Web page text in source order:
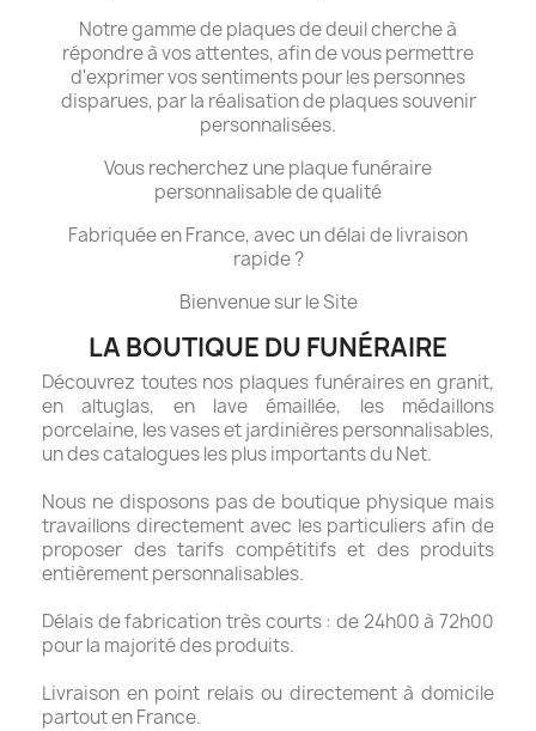
Notre gamme de plaques de deuil cherche à
répondre à vos attentes, afin de vous permettre
d'exprimer vos sentiments pour les personnes
disparues, par la réalisation de plaques souvenir
personnalisées.
Vous recherchez une plaque funéraire
personnalisable de qualité
Fabriquée en France, avec un délai de livraison
rapide ?
Bienvenue sur le Site
LA BOUTIQUE DU FUNÉRAIRE
Découvrez toutes nos plaques funéraires en granit,
en altuglas, en lave émaillée, les médaillons
porcelaine, les vases et jardinières personnalisables,
un des catalogues les plus importants du Net.
Nous ne disposons pas de boutique physique mais
travaillons directement avec les particuliers afin de
proposer des tarifs compétitifs et des produits
entièrement personnalisables.
Délais de fabrication très courts : de 24h00 à 72h00
pour la majorité des produits.
Livraison en point relais ou directement à domicile
partout en France.